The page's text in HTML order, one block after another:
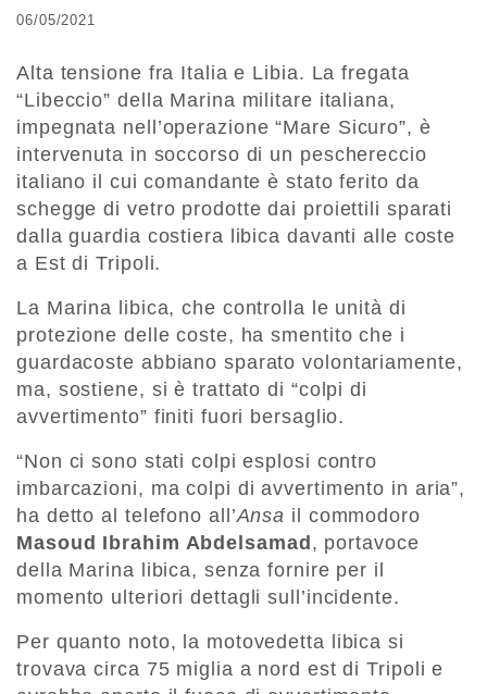
06/05/2021
Alta tensione fra Italia e Libia. La fregata
“Libeccio” della Marina militare italiana,
impegnata nell’operazione “Mare Sicuro”, è
intervenuta in soccorso di un peschereccio
italiano il cui comandante è stato ferito da
schegge di vetro prodotte dai proiettili sparati
dalla guardia costiera libica davanti alle coste
a Est di Tripoli.
La Marina libica, che controlla le unità di
protezione delle coste, ha smentito che i
guardacoste abbiano sparato volontariamente,
ma, sostiene, si è trattato di “colpi di
avvertimento” finiti fuori bersaglio.
“Non ci sono stati colpi esplosi contro
imbarcazioni, ma colpi di avvertimento in aria”,
ha detto al telefono all’Ansa il commodoro
Masoud Ibrahim Abdelsamad, portavoce
della Marina libica, senza fornire per il
momento ulteriori dettagli sull’incidente.
Per quanto noto, la motovedetta libica si
trovava circa 75 miglia a nord est di Tripoli e